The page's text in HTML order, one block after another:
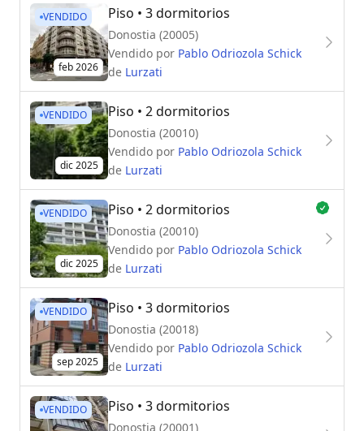
VENDIDO
feb 2026
Piso • 3 dormitorios
Donostia (20005)
Vendido por Pablo Odriozola Schick
de Lurzati
VENDIDO
dic 2025
Piso • 2 dormitorios
Donostia (20010)
Vendido por Pablo Odriozola Schick
de Lurzati
VENDIDO
dic 2025
Piso • 2 dormitorios
Donostia (20010)
Vendido por Pablo Odriozola Schick
de Lurzati
VENDIDO
sep 2025
Piso • 3 dormitorios
Donostia (20018)
Vendido por Pablo Odriozola Schick
de Lurzati
VENDIDO Piso • 3 dormitorios
Donostia (20001)